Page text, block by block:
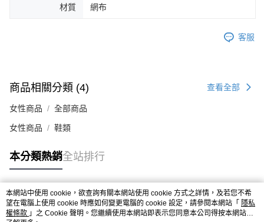
恩沛科技股份有限公司將有權停止該用戶之使用額度並採取法律行動。
材質 網布
客服
商品相關分類 (4) 查看全部
女性商品 全部商品
女性商品 鞋類
本分類熱銷全站排行
熱門標籤
本網站中使用 cookie，欲查詢有關本網站使用 cookie 方式之詳情，及若您不希
望在電腦上使用 cookie 時應如何變更電腦的 cookie 設定，請參閱本網站「 隱私
權條款 」之 Cookie 聲明。您繼續使用本網站即表示您同意本公司得按本網站使